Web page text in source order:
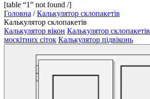
[table “1” not found /]
Головна / Калькулятор склопакетів
Калькулятор склопакетів
Калькулятор вікон Калькулятор склопакетів
москітних сіток Калькулятор підвіконь